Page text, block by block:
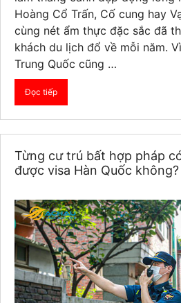
Hoàng Cổ Trấn, Cố cung hay
cùng nét ẩm thực đặc sắc đã
khách du lịch đổ về mỗi năm.
Trung Quốc cũng …
Đọc tiếp
Từng cư trú bất hợp pháp
được visa Hàn Quốc không?